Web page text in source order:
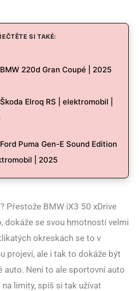
SI TAKÉ:
220d Gran Coupé | 2025
Elroq RS | elektromobil |
Puma Gen-E Sound Edition
| 2025
Přestože BMW iX3 50 xDrive
dokáže se svou hmotností velmi
okreskách se to v
projeví, ale i tak to dokáže být
auto. Není to ale sportovní auto
limity, spíš si tak užívat